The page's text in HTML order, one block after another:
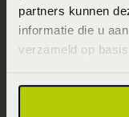
partners kunnen
informatie die u
verzameld op